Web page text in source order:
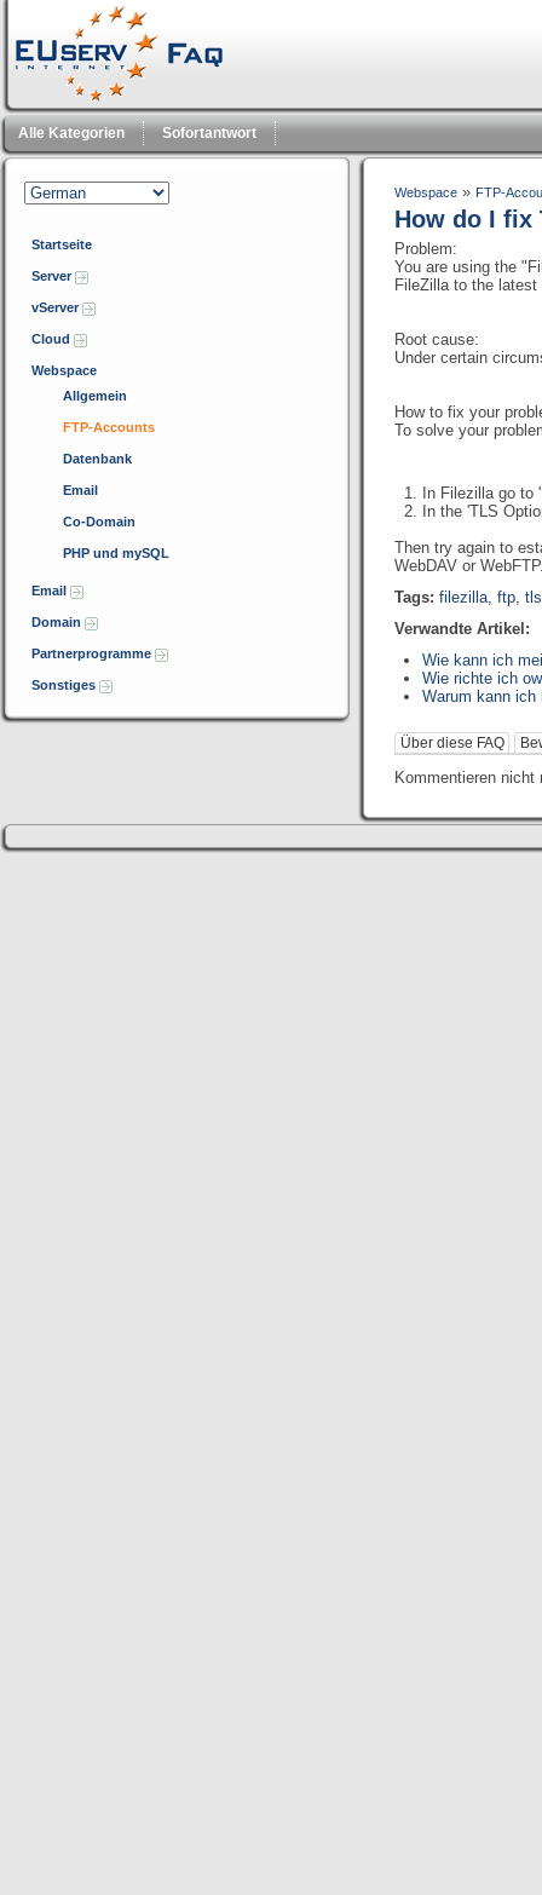
Alle Kategorien Sofortantwort
Startseite
Server
vServer
Cloud
Webspace
Allgemein
FTP-Accounts
Datenbank
Email
Co-Domain
PHP und mySQL
Email
Domain
Partnerprogramme
Sonstiges
Webspace » FTP-
How do I fix
Problem:
You are using the
FileZilla to the
Root cause:
Under certain
How to fix your
To solve your
In Filezilla go to
In the 'TLS
Then try again to
WebDAV or
Tags: filezilla, ftp, tls
Verwandte Artikel:
Wie kann ich
Wie richte ich
Warum kann ich
Über diese FAQ
Kommentieren nicht